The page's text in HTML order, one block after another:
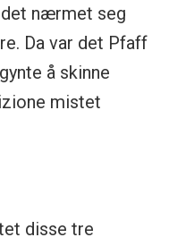
nærmet seg
Da var det Pfaff
å skinne
mistet
disse tre